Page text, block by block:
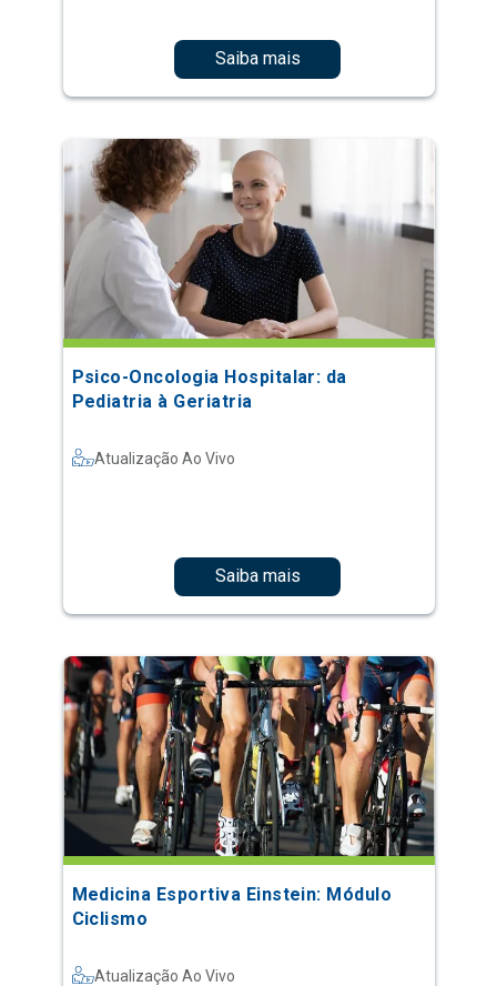
Saiba mais
Psico-Oncologia Hospitalar: da
Pediatria à Geriatria
Atualização Ao Vivo
Saiba mais
Medicina Esportiva Einstein: Módulo
Ciclismo
Atualização Ao Vivo